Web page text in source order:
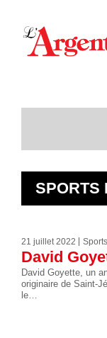
SPORTS
21 juillet 2022
David
David Goyette, un
originaire de Saint-
le…